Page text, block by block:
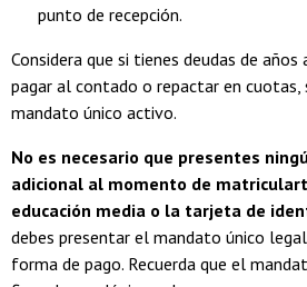
punto de recepción.
Considera que si tienes deudas de años
pagar al contado o repactar en cuotas,
mandato único activo.
No es necesario que presentes
adicional al momento de
educación media o la tarjeta de
debes presentar el mandato único
forma de pago. Recuerda que el